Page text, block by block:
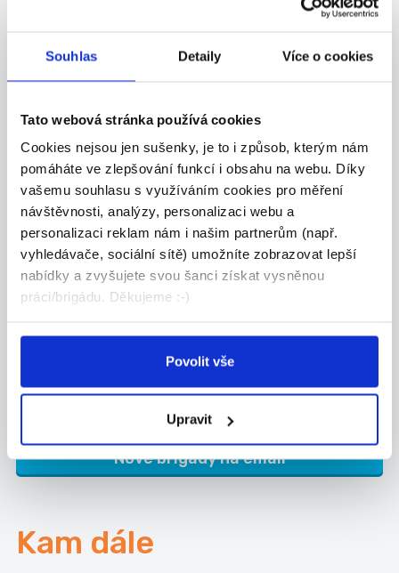
Souhlas Detaily Více o cookies
Tato webová stránka používá cookies
Cookies nejsou jen sušenky, je to i způsob, kterým nám
pomáháte ve zlepšování funkcí i obsahu na webu. Díky
vašemu souhlasu s využíváním cookies pro měření
návštěvnosti, analýzy, personalizaci webu a
personalizaci reklam nám i našim partnerům (např.
vyhledávače, sociální sítě) umožníte zobrazovat lepší
nabídky a zvyšujete svou šanci získat vysněnou
práci/brigádu. Děkujeme :-)
Povolit vše
Upravit
ukázkových lekcí v IT škole |
Remote | Částečný úvazek | od 15:00 Rodiče
Výrobce ozdobných
předmětů
Ormicos s.r.o.
Nové brigády na email
Kam dále